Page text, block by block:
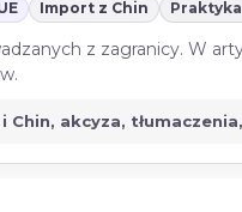
Import z Chin
z zagranicy. W
Chin, akcyza,